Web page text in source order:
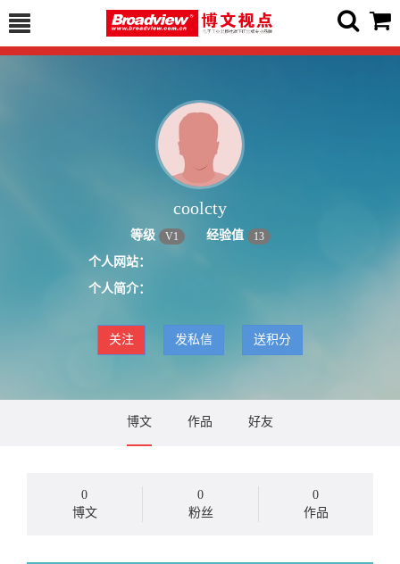
coolcty
等级 V1 经验值 13
个人网站：
个人简介：
关注 发私信 送积分
博文 作品 好友
0
博文
0
粉丝
0
作品